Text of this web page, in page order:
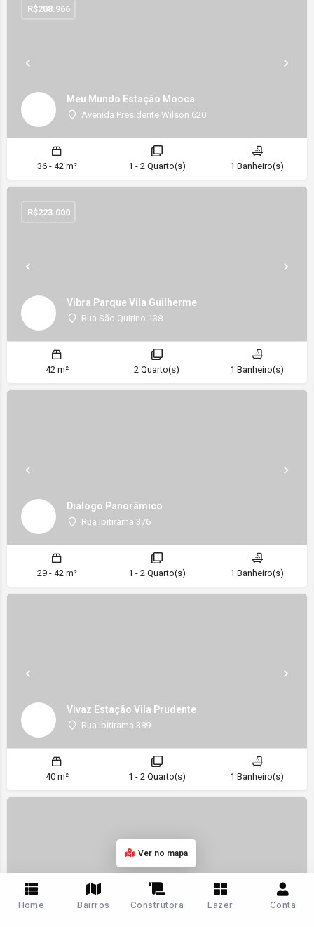
Meu Mundo Estação Mooca
Avenida Presidente Wilson 620
R$208.966
36 - 42 m² 1 - 2 Quarto(s) 1 Banheiro(s)
Vibra Parque Vila Guilherme
Rua São Quirino 138
R$223.000
42 m² 2 Quarto(s) 1 Banheiro(s)
Dialogo Panorâmico
Rua Ibitirama 376
29 - 42 m² 1 - 2 Quarto(s) 1 Banheiro(s)
Vivaz Estação Vila Prudente
Rua Ibitirama 389
40 m² 1 - 2 Quarto(s) 1 Banheiro(s)
Ver no mapa
Home Bairros Construtora Lazer Conta